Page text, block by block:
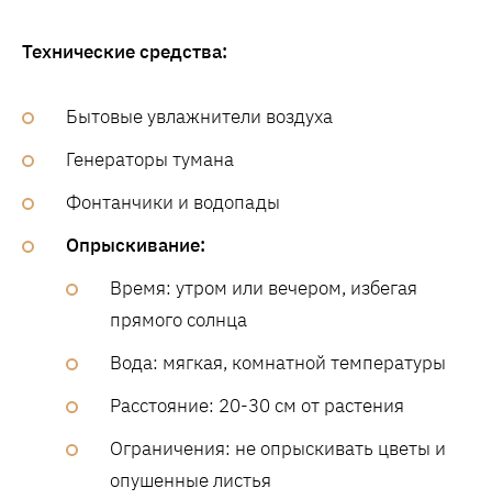
Технические средства:
Бытовые увлажнители воздуха
Генераторы тумана
Фонтанчики и водопады
Опрыскивание:
Время: утром или вечером, избегая
прямого солнца
Вода: мягкая, комнатной температуры
Расстояние: 20-30 см от растения
Ограничения: не опрыскивать цветы и
опушенные листья